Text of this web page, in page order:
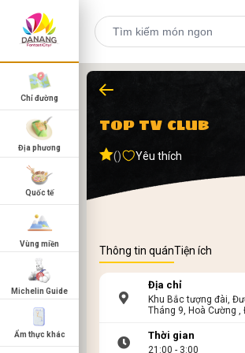
Chỉ đường
Địa phương
Quốc tế
Vùng miền
Michelin Guide
Ẩm thực khác
TOP TV CLUB
() Yêu thích
Thông tin quánTiện ích
Địa chỉ
Khu Bắc tượng đài,
Tháng 9, Hoà Cường ,
Thời gian
21:00 - 3:00